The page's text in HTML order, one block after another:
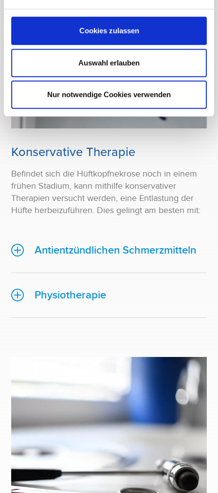
Cookies zulassen
Auswahl erlauben
Nur notwendige Cookies verwenden
Konservative Therapie
Befindet sich die Hüftkopfnekrose noch in einem
frühen Stadium, kann mithilfe konservativer
Therapien versucht werden, eine Entlastung der
Hüfte herbeizuführen. Dies gelingt am besten mit:
Antientzündlichen Schmerzmitteln
Physiotherapie